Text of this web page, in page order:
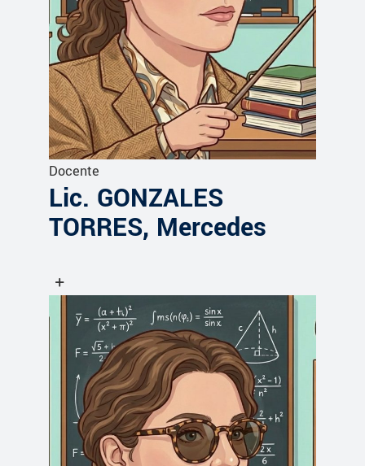
Docente
Lic. GONZALES
TORRES, Mercedes